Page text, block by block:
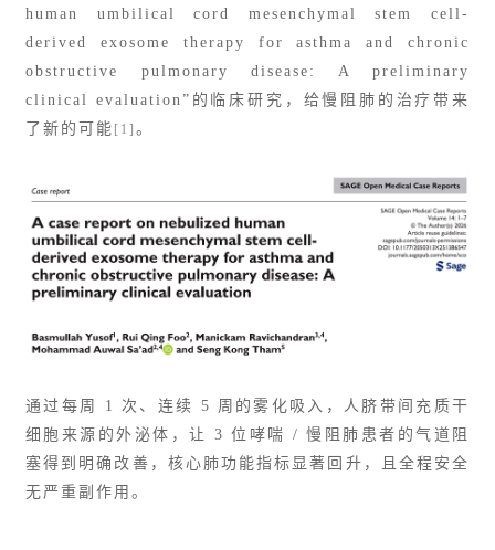
human umbilical cord mesenchymal stem cell-
derived exosome therapy for asthma and chronic
obstructive pulmonary disease: A preliminary
clinical evaluation”的临床研究，给慢阻肺的治疗带来
了新的可能 [1] 。
通过每周 1 次、连续 5 周的雾化吸入，人脐带间充质干
细胞来源的外泌体，让 3 位哮喘 / 慢阻肺患者的气道阻
塞得到明确改善，核心肺功能指标显著回升，且全程安全
无严重副作用。